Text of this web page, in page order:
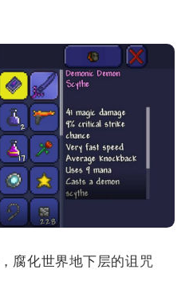
腐化世界地下层的诅咒